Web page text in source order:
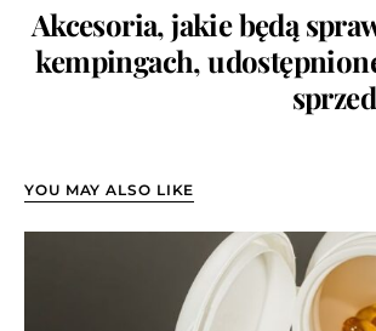
Akcesoria, jakie będą
kempingach,
YOU MAY ALSO LIKE